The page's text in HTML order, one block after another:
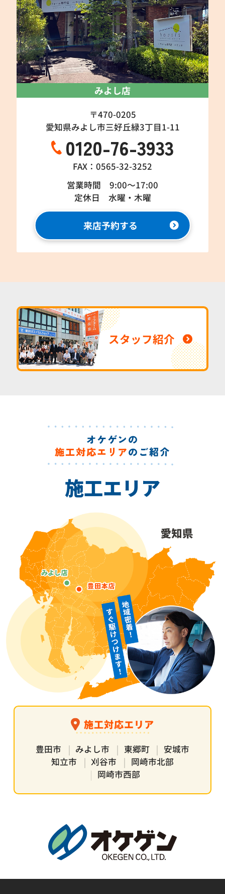
みよし店
〒470-0205
愛知県みよし市三好丘緑3丁目1-11
0120-76-3933
FAX：0565-32-3252
営業時間 9:00～17:00
定休日 水曜・木曜
来店予約する
スタッフ紹介
オケゲンの
施工対応エリアのご紹介
施工エリア
施工対応エリア
豊田市 みよし市 東郷町
安城市
知立市
刈谷市
岡崎市北部
岡崎市西部